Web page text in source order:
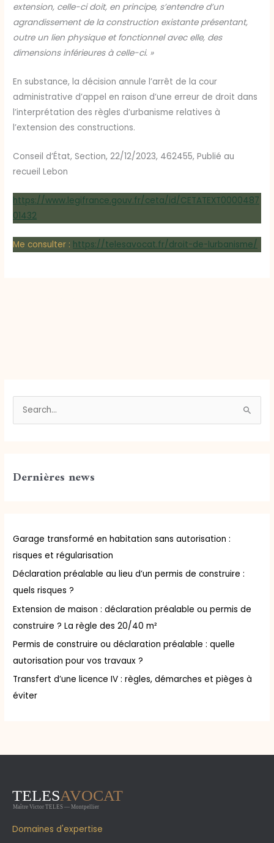
extension, celle-ci doit, en principe, s’entendre d’un
agrandissement de la construction existante présentant,
outre un lien physique et fonctionnel avec elle, des
dimensions inférieures à celle-ci. »
En substance, la décision annule l’arrêt de la cour
administrative d’appel en raison d’une erreur de droit dans
l’interprétation des règles d’urbanisme relatives à
l’extension des constructions.
Conseil d’État, Section, 22/12/2023, 462455, Publié au
recueil Lebon
https://www.legifrance.gouv.fr/ceta/id/CETATEXT0000487
01432
Me consulter : https://telesavocat.fr/droit-de-lurbanisme/
e
e
r
:
Dernières news
Garage transformé en habitation sans autorisation :
risques et régularisation
Déclaration préalable au lieu d’un permis de construire :
quels risques ?
Extension de maison : déclaration préalable ou permis de
construire ? La règle des 20/40 m²
Permis de construire ou déclaration préalable : quelle
autorisation pour vos travaux ?
Transfert d’une licence IV : règles, démarches et pièges à
éviter
Domaines d'expertise